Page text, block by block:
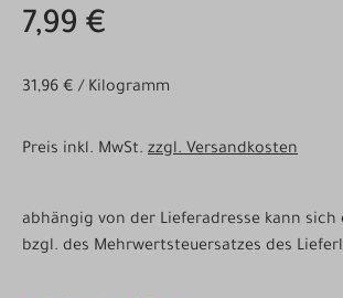
7,99 €
31,96 € / Kilogramm
Preis inkl. MwSt. zzgl. Versandkosten
abhängig von der Lieferadresse kann
bzgl. des Mehrwertsteuersatzes des